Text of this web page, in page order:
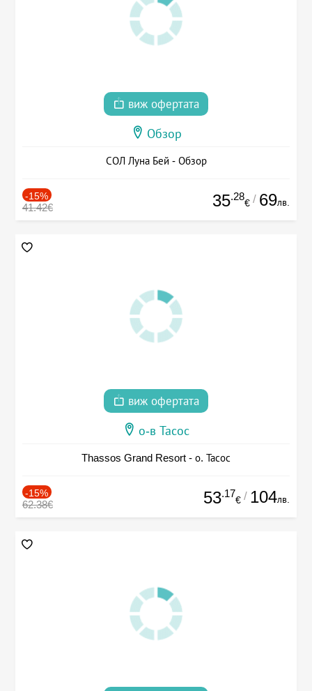
виж офертата
Обзор
СОЛ Луна Бей - Обзор
-15%
41.42€ 35.28
€ / 69лв.
виж офертата
о-в Тасос
Thassos Grand Resort - о. Тасос
-15%
62.38€ 53.17
€ / 104лв.